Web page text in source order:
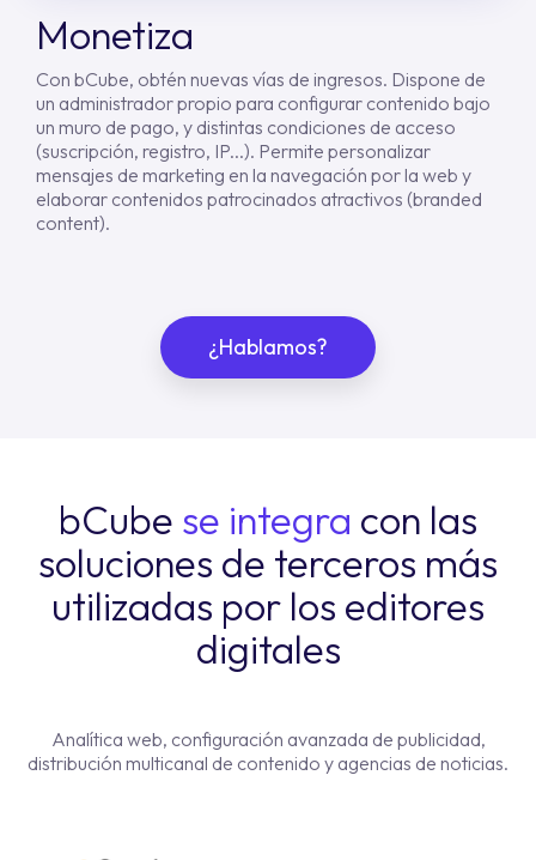
Monetiza
Con bCube, obtén nuevas vías de ingresos. Dispone de
un administrador propio para configurar contenido bajo
un muro de pago, y distintas condiciones de acceso
(suscripción, registro, IP...). Permite personalizar
mensajes de marketing en la navegación por la web y
elaborar contenidos patrocinados atractivos (branded
content).
¿Hablamos?
bCube se integra con las
soluciones de terceros más
utilizadas por los editores
digitales
Analítica web, configuración avanzada de publicidad,
distribución multicanal de contenido y agencias de noticias.